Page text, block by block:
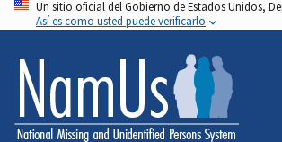
Pasar
al
contenido
principal
Un sitio oficial del Gobierno de Estados Unidos,
Así es como usted puede verificarlo